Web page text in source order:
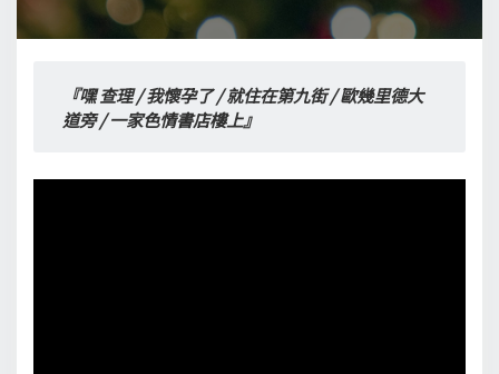
『嘿 查理 / 我懷孕了 / 就住在第九街 / 歐幾里德大
道旁 / 一家色情書店樓上』